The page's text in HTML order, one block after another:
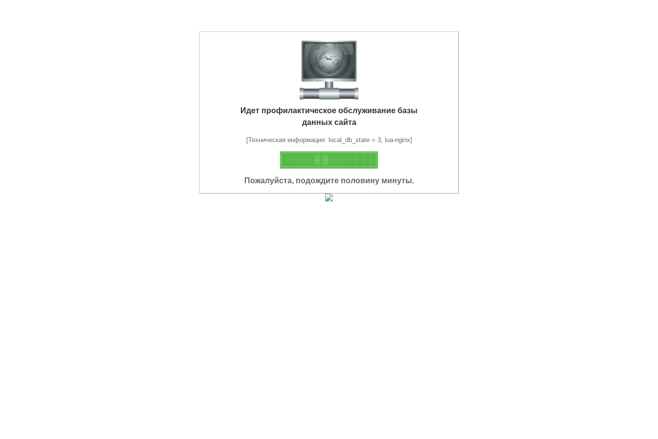
Идет профилактическое обслуживание базы
данных сайта
[Техническая информация: local_db_state = 3, lua-nginx]
Пожалуйста, подождите половину минуты.